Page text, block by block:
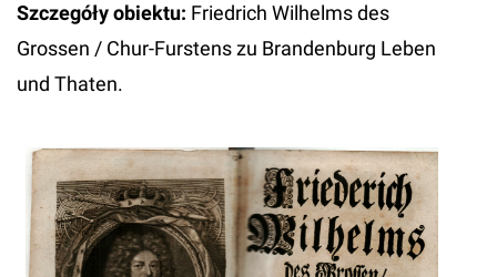
Szczegóły obiektu: Friedrich Wilhelms des
Grossen / Chur-Furstens zu Brandenburg Leben
und Thaten.